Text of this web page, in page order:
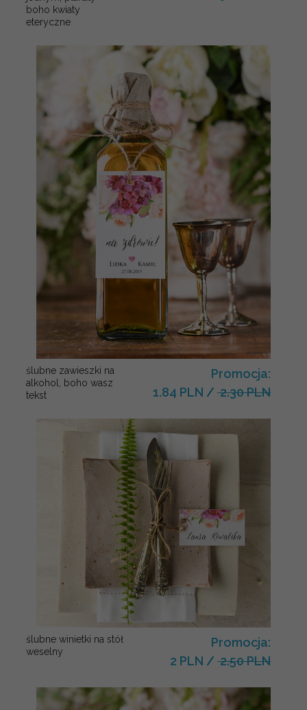
boho kwiaty
eteryczne
ślubne zawieszki na
alkohol, boho wasz
tekst
Promocja:
1.84 PLN / 2.30 PLN
ślubne winietki na stół
weselny
Promocja:
2 PLN / 2.50 PLN